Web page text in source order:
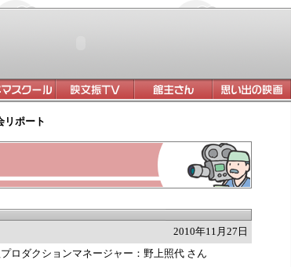
リポート
2010年11月27日
ロダクションマネージャー：野上照代 さん